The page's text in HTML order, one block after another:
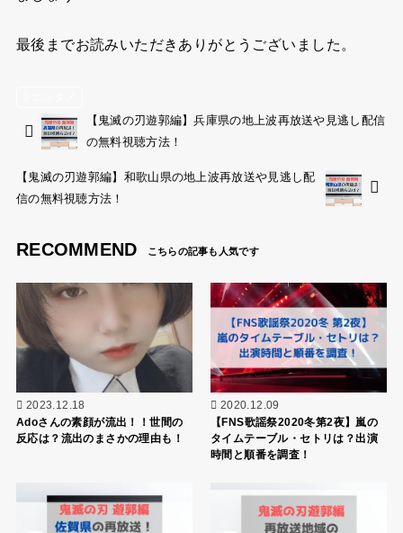
最後までお読みいただきありがとうございました。
【鬼滅の刃遊郭編】兵庫県の地上波再放送や見逃し配信
の無料視聴方法！
【鬼滅の刃遊郭編】和歌山県の地上波再放送や見逃し配
信の無料視聴方法！
RECOMMEND
2023.12.18
Adoさんの素顔が流出！！世間の
反応は？流出のまさかの理由も！
2020.12.09
【FNS歌謡祭2020冬第2夜】嵐の
タイムテーブル・セトリは？出演
時間と順番を調査！